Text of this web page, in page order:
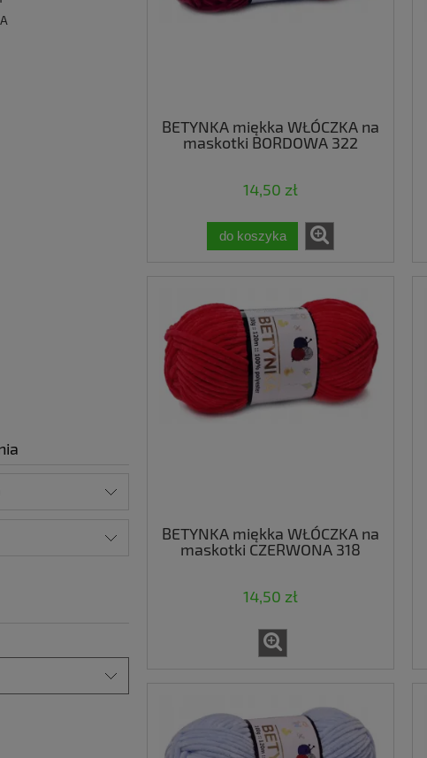
BETYNKA miękka WŁÓCZKA na
maskotki BORDOWA 322
14,50 zł
do koszyka
BETYNKA miękka WŁÓCZKA na
maskotki CZERWONA 318
14,50 zł